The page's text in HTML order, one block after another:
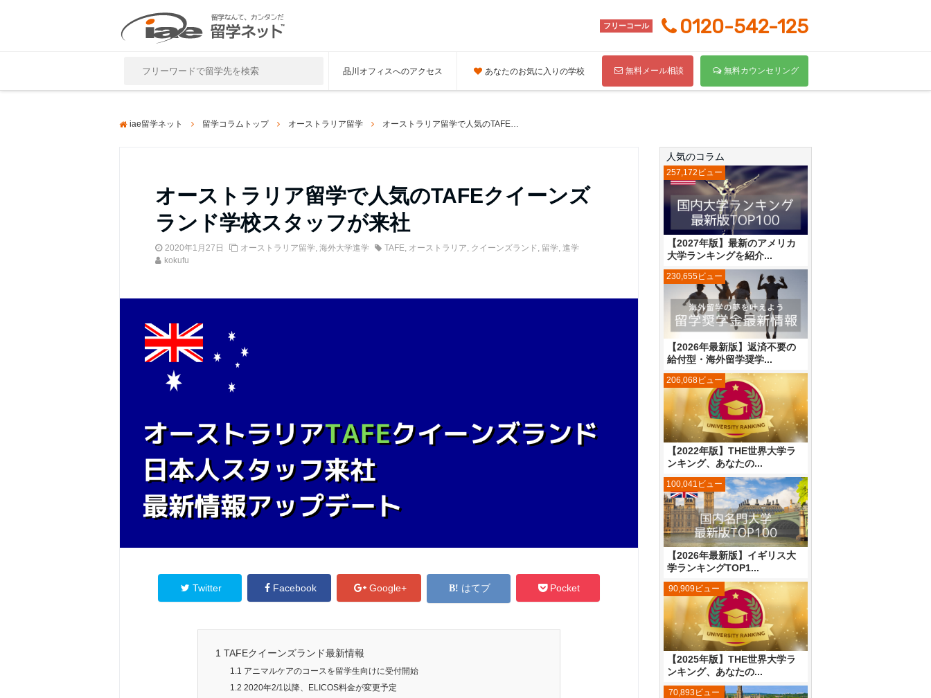
フリーコール 0120-542-125
品川オフィスへのアクセス あなたのお気に入りの学校 無料メール相談 無料カウンセリング
iae留学ネット 留学コラムトップ オーストラリア留学 オーストラリア留学で人気のTAFEクイーンズランド学校スタッフが来社
オーストラリア留学で人気のTAFEクイーンズ
ランド学校スタッフが来社
2020年1月27日 オーストラリア留学, 海外大学進学 TAFE, オーストラリア, クイーンズランド , 留学, 進学
kokufu
Twitter Facebook Google+ はてブ Pocket
1 TAFEクイーンズランド最新情報
1.1 アニマルケアのコースを留学生向けに受付開始
1.2 2020年2/1以降、ELICOS料金が変更予定
人気のコラム
【2027年版】最新のアメリカ
大学ランキングを紹介...
257,172ビュー
【2026年最新版】返済不要の
給付型・海外留学奨学...
230,655ビュー
【2022年版】THE世界大学ラ
ンキング、あなたの...
206,068ビュー
【2026年最新版】イギリス大
学ランキングTOP1...
100,041ビュー
【2025年版】THE世界大学ラ
ンキング、あなたの...
90,909ビュー
70,893ビュー